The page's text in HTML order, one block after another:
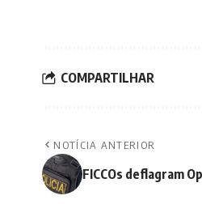
COMPARTILHAR
NOTÍCIA ANTERIOR
FICCOs deflagram